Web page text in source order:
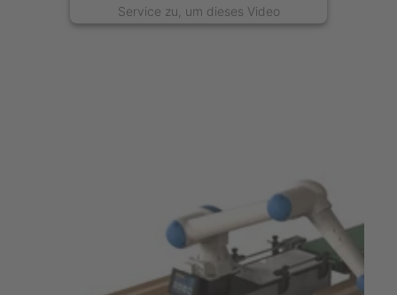
Service zu, um dieses Video
anzusehen.